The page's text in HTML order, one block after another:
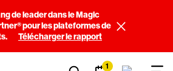
de leader dans le Magic
pour les plateformes de
Télécharger le rapport
1